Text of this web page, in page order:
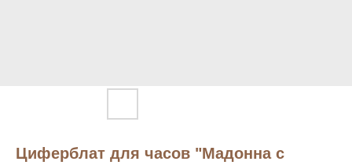
Циферблат для часов "Мадонна с